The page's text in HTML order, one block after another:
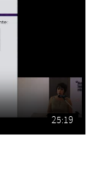
25:19